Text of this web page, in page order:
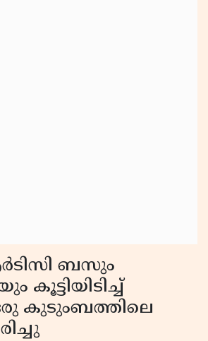
ബസും
കൂട്ടിയിടിച്ച്
കുടുംബത്തിലെ